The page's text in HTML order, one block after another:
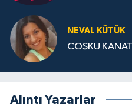
NEVAL KÜTÜK
COŞKU
Alıntı Yazarlar